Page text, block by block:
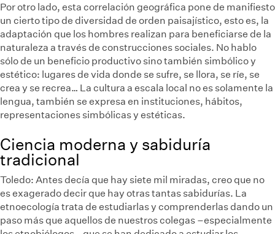
Por otro lado, esta correlación geográfica pone de manifiesto
un cierto tipo de diversidad de orden paisajístico, esto es, la
adaptación que los hombres realizan para beneficiarse de la
naturaleza a través de construcciones sociales. No hablo
sólo de un beneficio productivo sino también simbólico y
estético: lugares de vida donde se sufre, se llora, se ríe, se
crea y se recrea… La cultura a escala local no es solamente la
lengua, también se expresa en instituciones, hábitos,
representaciones simbólicas y estéticas.
Ciencia moderna y sabiduría
tradicional
Toledo: Antes decía que hay siete mil miradas, creo que no
es exagerado decir que hay otras tantas sabidurías. La
etnoecología trata de estudiarlas y comprenderlas dando un
paso más que aquellos de nuestros colegas –especialmente